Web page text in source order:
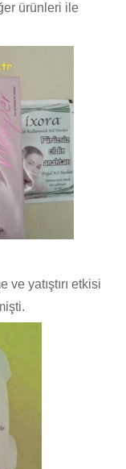
ürünleri ile
yatıştırı etkisi